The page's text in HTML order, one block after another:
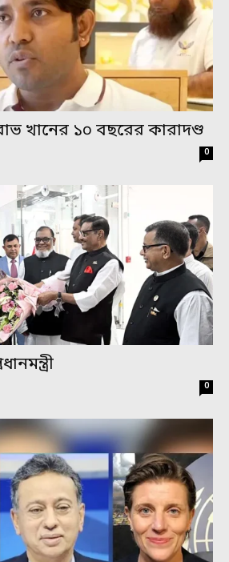
খানের ১০ বছরের কারাদণ্ড
0
0